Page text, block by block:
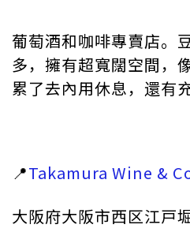
葡萄酒和咖啡專賣店。
多，擁有超寬闊空間，
累了去內用休息，還有
📍Takamura Wine &
大阪府大阪市西区江戸